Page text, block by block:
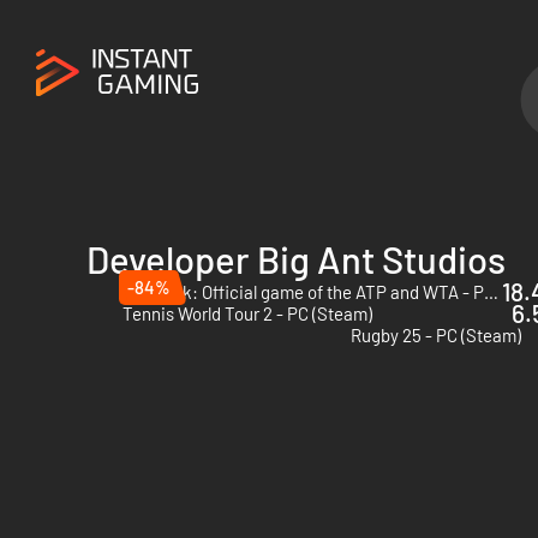
Developer Big Ant Studios
Tiebreak: Official game of the ATP and WTA - PC (Steam)
-84%
Tennis World Tour 2 - PC (Steam)
Rugby 25 - PC (Steam)